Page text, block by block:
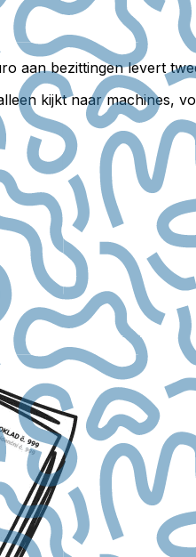
aan bezittingen levert
kijkt naar machines,